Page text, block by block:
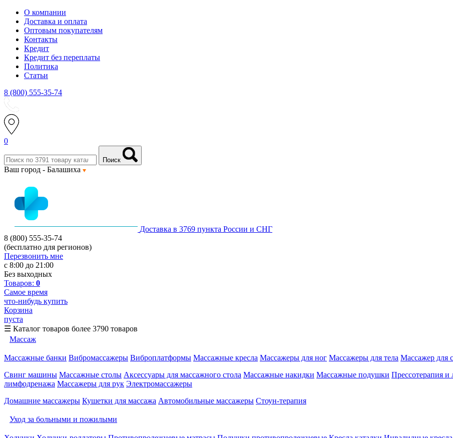
О компании
Доставка и оплата
Оптовым покупателям
Контакты
Кредит
Кредит без переплаты
Политика
Статьи
8 (800) 555-35-74
0
Поиск
Ваш город - Балашиха
Доставка в 3769 пункта России и СНГ
8 (800) 555-35-74
(бесплатно для регионов)
Перезвонить мне
с 8:00 до 21:00
Без выходных
Товаров: 0
Самое время
что-нибудь купить
Корзина
пуста
☰ Каталог товаров более 3790 товаров
Массаж
Массажные банки Вибромассажеры Виброплатформы Массажные кресла Массажеры для ног Массажеры для тела Массажер для
Свинг машины Массажные столы Аксессуары для массажного стола Массажные накидки Массажные подушки Прессотерапия
лимфодренажа Массажеры для рук Электромассажеры
Домашние массажеры Кушетки для массажа Автомобильные массажеры Стоун-терапия
Уход за больными и пожилыми